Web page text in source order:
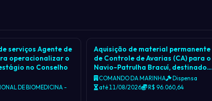
serviços Agente de
operacionalizar o
no Conselho
DE BIOMEDICINA -
Aquisição de material permanente
de Controle de Avarias (CA) para o
Navio-Patrulha Bracuí, destinado…
COMANDO DA MARINHA
Dispensa
até 11/08/2026
R$ 96.060,64